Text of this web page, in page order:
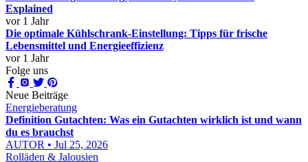
Explained
vor 1 Jahr
Die optimale Kühlschrank-Einstellung: Tipps für frische
Lebensmittel und Energieeffizienz
vor 1 Jahr
Folge uns
Neue Beiträge
Energieberatung
Definition Gutachten: Was ein Gutachten wirklich ist und wann
du es brauchst
AUTOR • Jul 25, 2026
Rolläden & Jalousien